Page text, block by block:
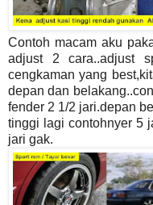
Contoh macam aku
adjust 2 cara..adjust
cengkaman yang
depan dan
fender 2 1/2 jari.depan
tinggi lagi contohnyer 5
jari gak.